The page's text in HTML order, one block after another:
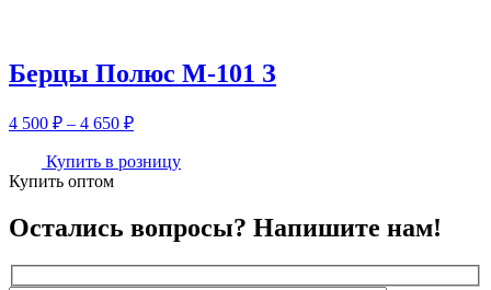
Берцы Полюс М-101 З
4 500 ₽ – 4 650 ₽Диапазон
4
4
Купить в розницу
Купить оптом
Остались вопросы? Напишите нам!